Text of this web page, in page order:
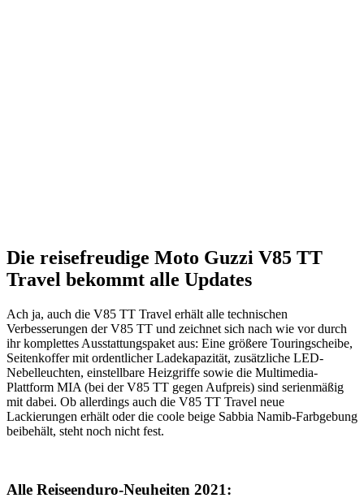
Die reisefreudige Moto Guzzi V85 TT
Travel bekommt alle Updates
Ach ja, auch die V85 TT Travel erhält alle technischen
Verbesserungen der V85 TT und zeichnet sich nach wie vor durch
ihr komplettes Ausstattungspaket aus: Eine größere Touringscheibe,
Seitenkoffer mit ordentlicher Ladekapazität, zusätzliche LED-
Nebelleuchten, einstellbare Heizgriffe sowie die Multimedia-
Plattform MIA (bei der V85 TT gegen Aufpreis) sind serienmäßig
mit dabei. Ob allerdings auch die V85 TT Travel neue
Lackierungen erhält oder die coole beige Sabbia Namib-Farbgebung
beibehält, steht noch nicht fest.
Alle Reiseenduro-Neuheiten 2021: